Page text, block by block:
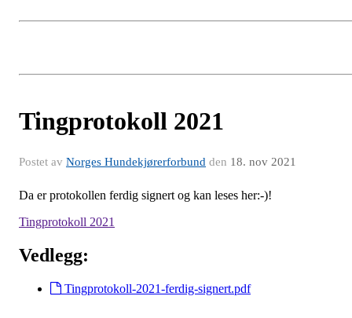
Tingprotokoll 2021
Postet av Norges Hundekjørerforbund den 18. nov 2021
Da er protokollen ferdig signert og kan leses her:-)!
Tingprotokoll 2021
Vedlegg:
Tingprotokoll-2021-ferdig-signert.pdf